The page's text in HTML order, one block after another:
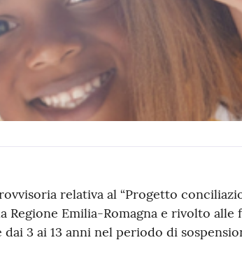
relativa al “Progetto
Regione Emilia-Romagna e rivolto alle
3 ai 13 anni nel periodo di